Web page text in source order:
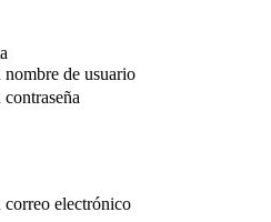
nombre de usuario
contraseña
correo electrónico